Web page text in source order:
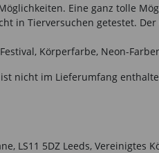
Eine ganz tolle
in Tierversuchen getestet.
Körperfarbe, Neon-
nicht im Lieferumfang
LS11 5DZ Leeds, Vereinigtes